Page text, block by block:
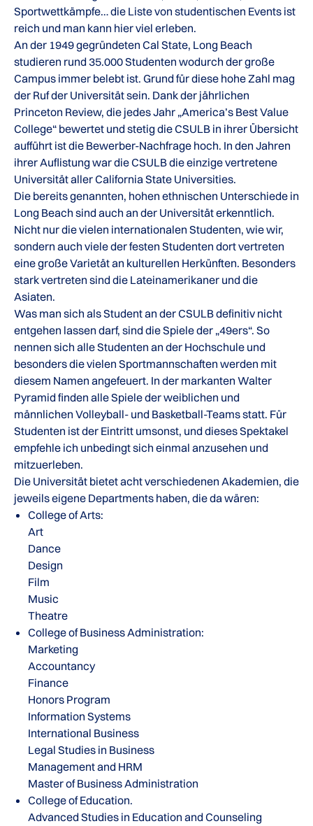
Sportwettkämpfe… die Liste von studentischen Events ist
reich und man kann hier viel erleben.
An der 1949 gegründeten Cal State, Long Beach
studieren rund 35.000 Studenten wodurch der große
Campus immer belebt ist. Grund für diese hohe Zahl mag
der Ruf der Universität sein. Dank der jährlichen
Princeton Review, die jedes Jahr „America’s Best Value
College“ bewertet und stetig die CSULB in ihrer Übersicht
aufführt ist die Bewerber-Nachfrage hoch. In den Jahren
ihrer Auflistung war die CSULB die einzige vertretene
Universität aller California State Universities.
Die bereits genannten, hohen ethnischen Unterschiede in
Long Beach sind auch an der Universität erkenntlich.
Nicht nur die vielen internationalen Studenten, wie wir,
sondern auch viele der festen Studenten dort vertreten
eine große Varietät an kulturellen Herkünften. Besonders
stark vertreten sind die Lateinamerikaner und die
Asiaten.
Was man sich als Student an der CSULB definitiv nicht
entgehen lassen darf, sind die Spiele der „49ers“. So
nennen sich alle Studenten an der Hochschule und
besonders die vielen Sportmannschaften werden mit
diesem Namen angefeuert. In der markanten Walter
Pyramid finden alle Spiele der weiblichen und
männlichen Volleyball- und Basketball-Teams statt. Für
Studenten ist der Eintritt umsonst, und dieses Spektakel
empfehle ich unbedingt sich einmal anzusehen und
mitzuerleben.
Die Universität bietet acht verschiedenen Akademien, die
jeweils eigene Departments haben, die da wären:
College of Arts:
Art
Dance
Design
Film
Music
Theatre
College of Business Administration:
Marketing
Accountancy
Finance
Honors Program
Information Systems
International Business
Legal Studies in Business
Management and HRM
Master of Business Administration
College of Education.
Advanced Studies in Education and Counseling